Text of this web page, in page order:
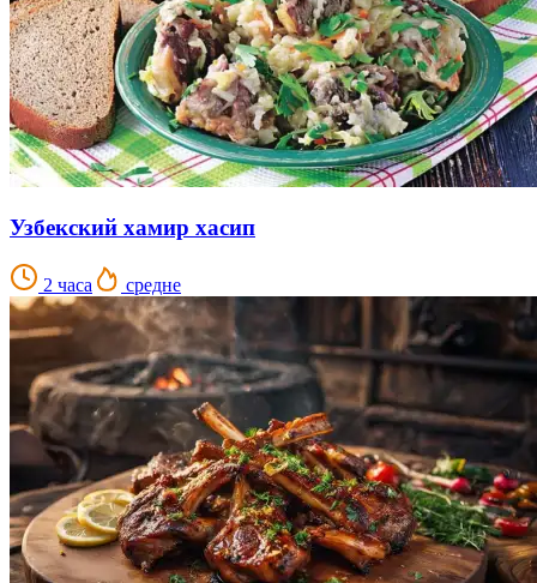
Узбекский хамир хасип
2 часа средне